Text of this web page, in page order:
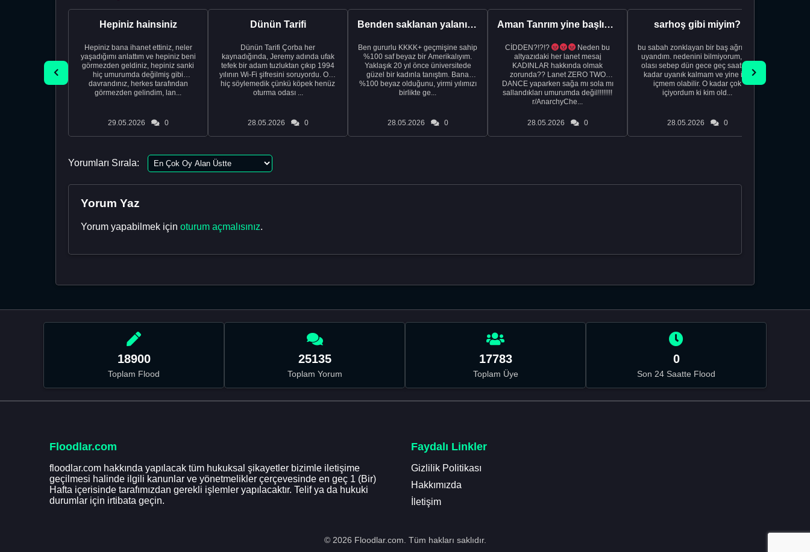
Hepiniz hainsiniz
Hepiniz bana ihanet ettiniz, neler
yaşadığımı anlattım ve hepiniz beni
görmezden geldiniz, hepiniz sanki
hiç umurumda değilmiş gibi
davrandınız, herkes tarafından
görmezden gelindim, lan...
29.05.2026 0
Dünün Tarifi
Dünün Tarifi Çorba her
kaynadığında, Jeremy adında ufak
tefek bir adam tuzluktan çıkıp 1994
yılının Wi-Fi şifresini soruyordu. Ona
hiç söylemedik çünkü köpek henüz
oturma odası ...
28.05.2026 0
Benden saklanan yalanı ortaya çıkardıktan sonra eşimden...
Ben gururlu KKKK+ geçmişine sahip
%100 saf beyaz bir Amerikalıyım.
Yaklaşık 20 yıl önce üniversitede
güzel bir kadınla tanıştım. Bana
%100 beyaz olduğunu, yirmi yılımızı
birlikte ge...
28.05.2026 0
Aman Tanrım yine başlıyoruz..
CİDDEN?!?!?
Neden bu
altyazıdaki her lanet mesaj
KADINLAR hakkında olmak
zorunda?? Lanet ZERO TWO
DANCE yaparken sağa mı sola mı
sallandıkları umurumda değil!!!!!!!!
r/AnarchyChe...
28.05.2026 0
sarhoş gibi miyim?
bu sabah zonklayan bir baş ağrısıyla
uyandım. nedenini bilmiyorum, tek
olası sebep dün gece geç saatlere
kadar uyanık kalmam ve yine içki
içmem olabilir. O kadar çok
içiyordum ki kim old...
28.05.2026 0
Yorumları Sırala:
Yorum Yaz
Yorum yapabilmek için oturum açmalısınız.
18900
Toplam Flood
25135
Toplam Yorum
17783
Toplam Üye
0
Son 24 Saatte Flood
Floodlar.com
floodlar.com hakkında yapılacak tüm hukuksal şikayetler bizimle iletişime
geçilmesi halinde ilgili kanunlar ve yönetmelikler çerçevesinde en geç 1 (Bir)
Hafta içerisinde tarafımızdan gerekli işlemler yapılacaktır. Telif ya da hukuki
durumlar için irtibata geçin.
Faydalı Linkler
Gizlilik Politikası
Hakkımızda
İletişim
© 2026 Floodlar.com. Tüm hakları saklıdır.